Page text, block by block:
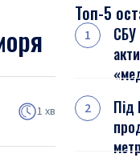
1 хв
Топ-5
СБУ
Під